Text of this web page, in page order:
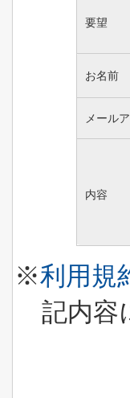
要望
お名前
メール
内容
※利用規
記内容